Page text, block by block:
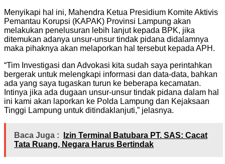
Menyikapi hal ini, Mahendra Ketua Presidium Komite Aktivis
Pemantau Korupsi (KAPAK) Provinsi Lampung akan
melakukan penelusuran lebih lanjut kepada BPK, jika
ditemukan adanya unsur-unsur tindak pidana didalamnya
maka pihaknya akan melaporkan hal tersebut kepada APH.
“Tim Investigasi dan Advokasi kita sudah saya perintahkan
bergerak untuk melengkapi informasi dan data-data, bahkan
ada yang saya tugaskan turun ke beberapa kecamatan.
Intinya jika ada dugaan unsur-unsur tindak pidana dalam hal
ini kami akan laporkan ke Polda Lampung dan Kejaksaan
Tinggi Lampung untuk ditindaklanjuti,” jelasnya.
Baca Juga :
Izin Terminal Batubara PT. SAS: Cacat
Tata Ruang, Negara Harus Bertindak